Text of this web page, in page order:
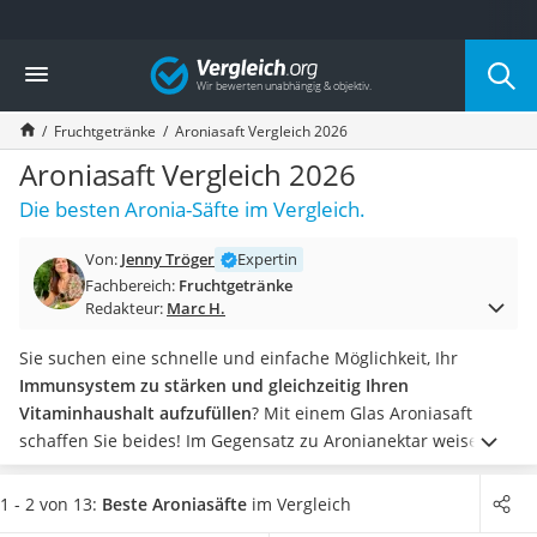
Die beliebtesten Vergleiche nach Kategorie
Lebensmittel
Schwarzkümmelöl
Knäckebrot
Schwarzkümmelöl-Kapseln
Manukahonig
Eiklar
Balsamico-Essig
Schwarzkümmelöl bio
Honig
Gemüsebrühe
Eiskaffee-Pulver
Irischer Whiskey
Grapefruitkernextrakt
Matcha-Set
Vergleich
Fruchtgetränke Aroniasaft Vergleich 2026
Aroniasaft Vergleich 2026
Die besten Aronia-Säfte im Vergleich.
Von: Jenny Tröger
Expertin
Fachbereich: Fruchtgetränke
Redakteur: Marc H.
Sie suchen eine schnelle und einfache Möglichkeit, Ihr
Immunsystem zu stärken und gleichzeitig Ihren
Vitaminhaushalt aufzufüllen? Mit einem Glas Aroniasaft
schaffen Sie beides! Im Gegensatz zu Aronianektar weisen
gesunde Aroniasäfte einenFruchtgehalt von 100 Prozentauf
und werden ausschließlich als Direktsäfte vertrieben.
1 - 2 von 13: Beste Aroniasäfte im Vergleich